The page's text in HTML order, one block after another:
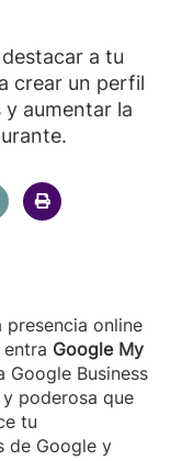
destacar a tu
crear un perfil
aumentar la
TwitterEmail
Compartir Imprimir
presencia online
Google My
Google Business
poderosa que
tu
de Google y